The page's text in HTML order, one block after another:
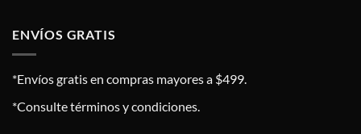
ENVÍOS GRATIS
*Envíos gratis en compras mayores a $499.
*Consulte términos y condiciones.